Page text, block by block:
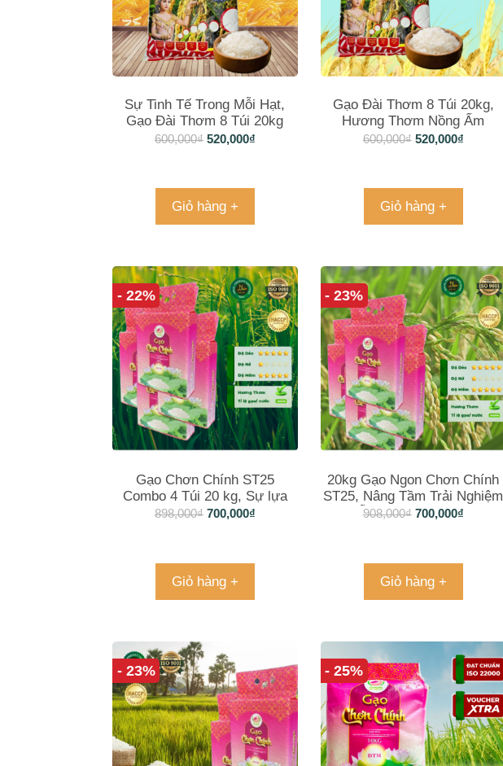
Sự Tinh Tế Trong Mỗi Hạt,
Gạo Đài Thơm 8 Túi 20kg
600,000₫ 520,000₫
Giỏ hàng +
Gạo Đài Thơm 8 Túi 20kg,
Hương Thơm Nồng Ấm
600,000₫ 520,000₫
Giỏ hàng +
- 22%
Gạo Chơn Chính ST25
Combo 4 Túi 20 kg, Sự lựa
chọn hàng đầu cho ẩm thực
898,000₫ 700,000₫
Giỏ hàng +
- 23%
20kg Gạo Ngon Chơn Chính
ST25, Nâng Tầm Trải Nghiệm
Ẩm Thực Của Bạn
908,000₫ 700,000₫
Giỏ hàng +
- 23% - 25%